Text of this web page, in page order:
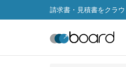
請求書・見積書をクラ